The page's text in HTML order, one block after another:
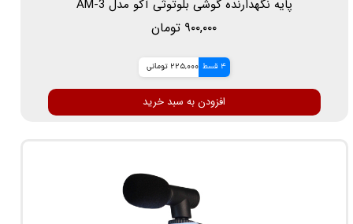
پایه نگهدارنده گوشی بلوتوثی آکو مدل AM-3
۹۰۰,۰۰۰ تومان
4 قسط 225,000 تومانی
افزودن به سبد خرید